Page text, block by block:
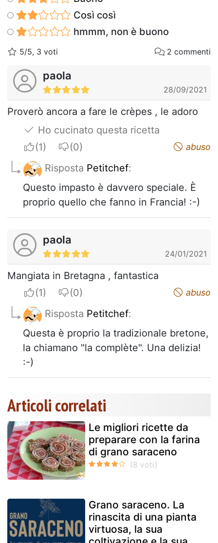
Così così
hmmm, non è buono
5/5, 3 voti 2 commenti
paola
28/09/2021
Proverò ancora a fare le crèpes , le adoro
Ho cucinato questa ricetta
I apreciateI do not appreciate abuso
Risposta Petitchef:
Questo impasto è davvero speciale. È
proprio quello che fanno in Francia! :-)
paola
24/01/2021
Mangiata in Bretagna , fantastica
I apreciateI do not appreciate abuso
Risposta Petitchef:
Questa è proprio la tradizionale bretone,
la chiamano "la complète". Una delizia!
:-)
Articoli correlati
Le migliori ricette da
preparare con la farina
di grano saraceno
Grano saraceno. La
rinascita di una pianta
virtuosa, la sua